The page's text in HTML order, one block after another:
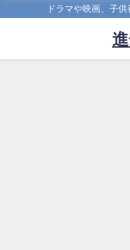
ドラマや映画、子